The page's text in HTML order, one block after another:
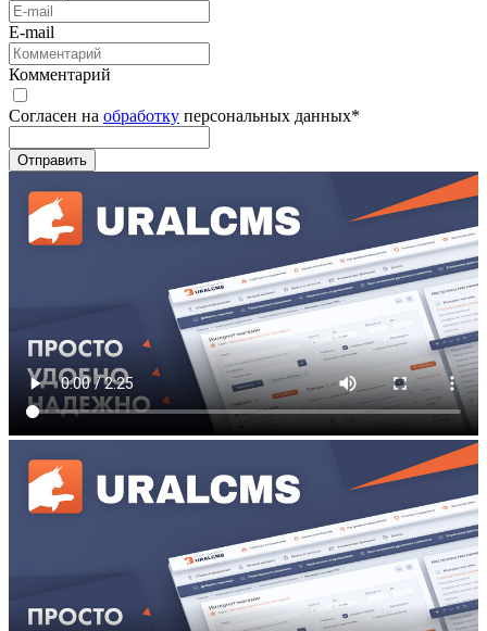
E-mail
Комментарий
Согласен на обработку персональных данных*